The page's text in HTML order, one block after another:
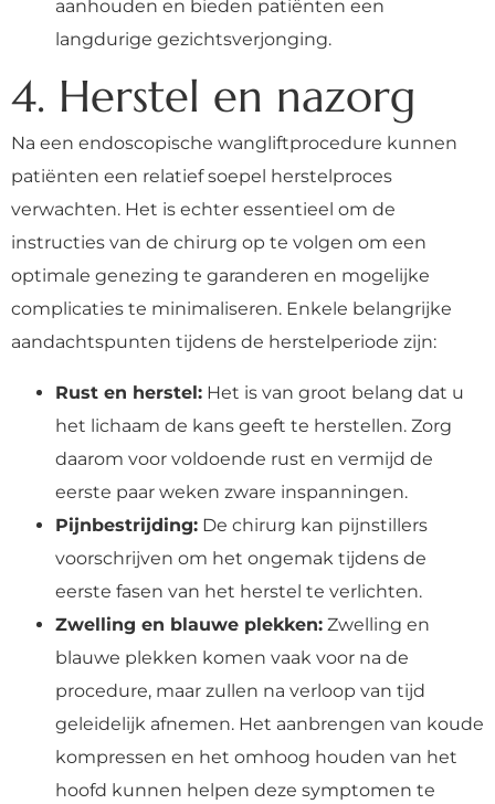
aanhouden en bieden patiënten een
langdurige gezichtsverjonging.
4. Herstel en nazorg
Na een endoscopische wangliftprocedure kunnen
patiënten een relatief soepel herstelproces
verwachten. Het is echter essentieel om de
instructies van de chirurg op te volgen om een
optimale genezing te garanderen en mogelijke
complicaties te minimaliseren. Enkele belangrijke
aandachtspunten tijdens de herstelperiode zijn:
Rust en herstel: Het is van groot belang dat u
het lichaam de kans geeft te herstellen. Zorg
daarom voor voldoende rust en vermijd de
eerste paar weken zware inspanningen.
Pijnbestrijding: De chirurg kan pijnstillers
voorschrijven om het ongemak tijdens de
eerste fasen van het herstel te verlichten.
Zwelling en blauwe plekken: Zwelling en
blauwe plekken komen vaak voor na de
procedure, maar zullen na verloop van tijd
geleidelijk afnemen. Het aanbrengen van koude
kompressen en het omhoog houden van het
hoofd kunnen helpen deze symptomen te